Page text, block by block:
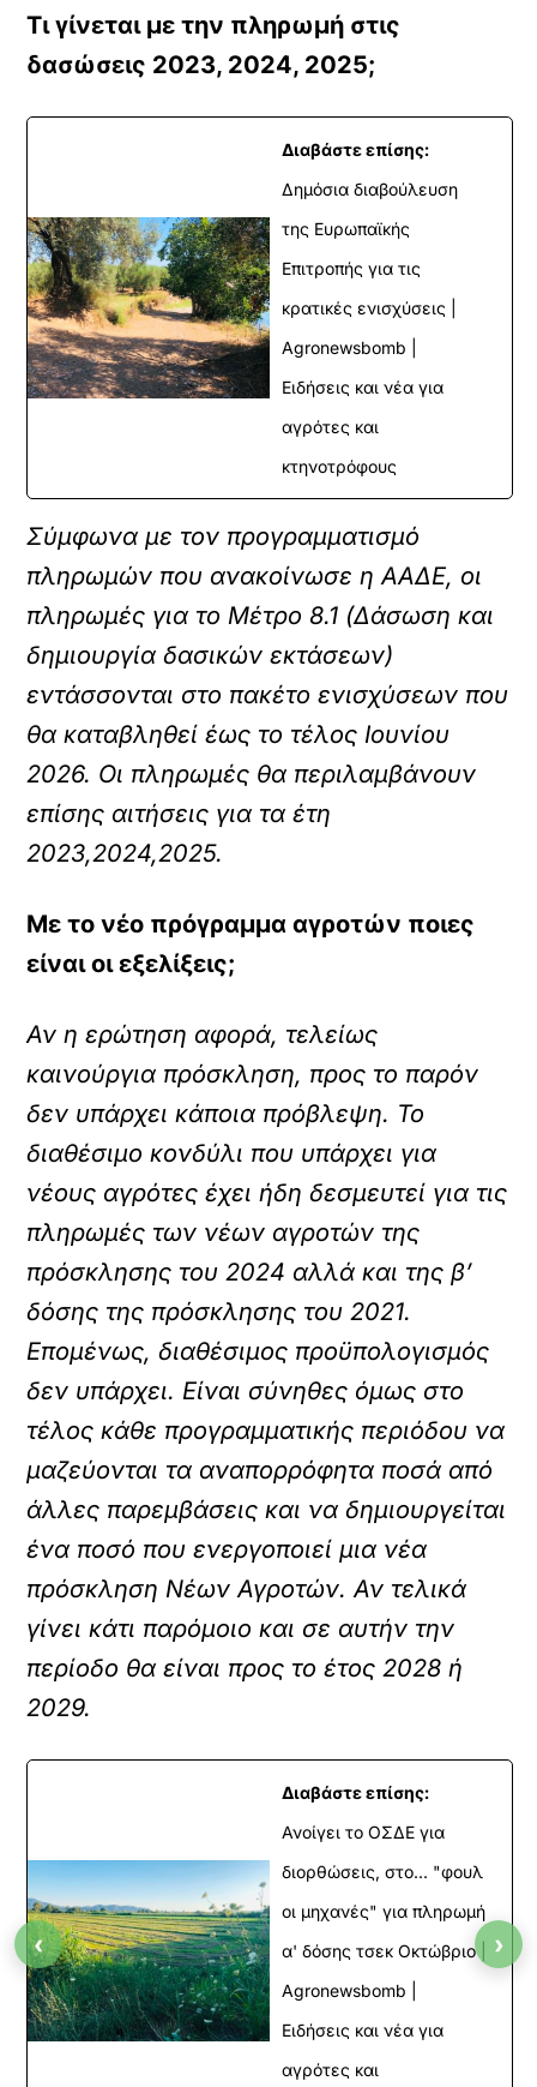
Τι γίνεται με την πληρωμή στις
δασώσεις 2023, 2024, 2025;
Διαβάστε επίσης:
Δημόσια διαβούλευση
της Ευρωπαϊκής
Επιτροπής για τις
κρατικές ενισχύσεις |
Agronewsbomb |
Ειδήσεις και νέα για
αγρότες και
κτηνοτρόφους
Σύμφωνα με τον προγραμματισμό
πληρωμών που ανακοίνωσε η ΑΑΔΕ, οι
πληρωμές για το Μέτρο 8.1 (Δάσωση και
δημιουργία δασικών εκτάσεων)
εντάσσονται στο πακέτο ενισχύσεων που
θα καταβληθεί έως το τέλος Ιουνίου
2026. Οι πληρωμές θα περιλαμβάνουν
επίσης αιτήσεις για τα έτη
2023,2024,2025.
Με το νέο πρόγραμμα αγροτών ποιες
είναι οι εξελίξεις;
Αν η ερώτηση αφορά, τελείως
καινούργια πρόσκληση, προς το παρόν
δεν υπάρχει κάποια πρόβλεψη. Το
διαθέσιμο κονδύλι που υπάρχει για
νέους αγρότες έχει ήδη δεσμευτεί για τις
πληρωμές των νέων αγροτών της
πρόσκλησης του 2024 αλλά και της β’
δόσης της πρόσκλησης του 2021.
Επομένως, διαθέσιμος προϋπολογισμός
δεν υπάρχει. Είναι σύνηθες όμως στο
τέλος κάθε προγραμματικής περιόδου να
μαζεύονται τα αναπορρόφητα ποσά από
άλλες παρεμβάσεις και να δημιουργείται
ένα ποσό που ενεργοποιεί μια νέα
πρόσκληση Νέων Αγροτών. Αν τελικά
γίνει κάτι παρόμοιο και σε αυτήν την
περίοδο θα είναι προς το έτος 2028 ή
2029.
Διαβάστε επίσης:
Ανοίγει το ΟΣΔΕ για
διορθώσεις, στο... "φουλ
οι μηχανές" για πληρωμή
α' δόσης τσεκ Οκτώβριο |
Agronewsbomb |
Ειδήσεις και νέα για
αγρότες και
‹ ›